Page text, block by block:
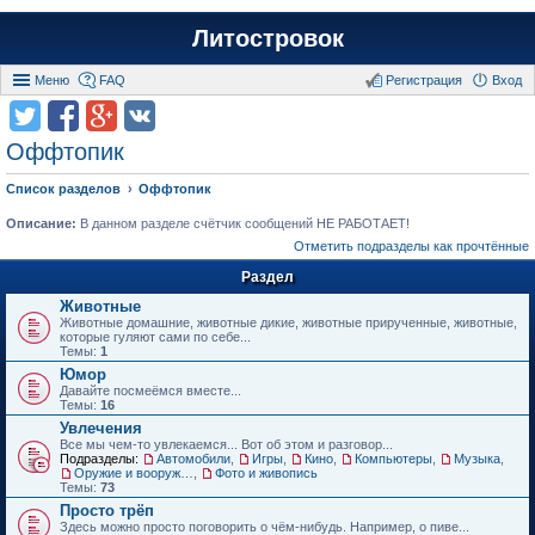
Литостровок
Меню FAQ Вход
Регистрация
Оффтопик
Список разделов Оффтопик
Описание: В данном разделе счётчик сообщений НЕ РАБОТАЕТ!
Отметить подразделы как прочтённые
Раздел
Животные
Животные домашние, животные дикие, животные прирученные, животные,
которые гуляют сами по себе...
Темы: 1
Юмор
Давайте посмеёмся вместе...
Темы: 16
Увлечения
Все мы чем-то увлекаемся... Вот об этом и разговор...
Подразделы:
Автомобили Игры Кино Компьютеры Музыка
Фото и живопись
Темы: 73
Просто трёп
Здесь можно просто поговорить о чём-нибудь. Например, о пиве...